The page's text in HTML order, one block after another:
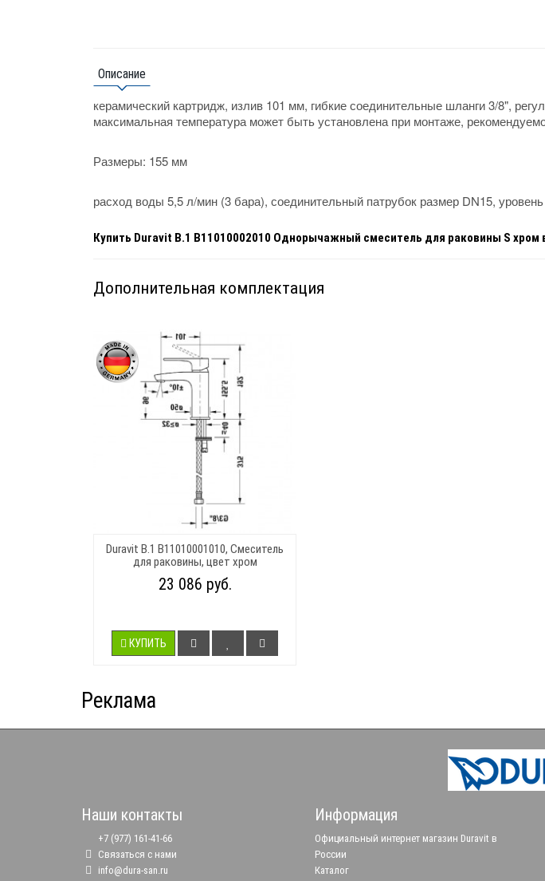
Описание
керамический картридж, излив 101 мм, гибкие соединительные шланги 3/8",
максимальная температура может быть установлена при монтаже,
Размеры: 155 мм
расход воды 5,5 л/мин (3 бара), соединительный патрубок размер DN15,
Купить Duravit B.1 B11010002010 Однорычажный смеситель для раковины S хром
Дополнительная комплектация
Duravit B.1 B11010001010, Смеситель
для раковины, цвет хром
23 086 руб.
КУПИТЬ
Реклама
Наши контакты
+7 (977) 161-41-66
Связаться с нами
info@dura-san.ru
Информация
Официальный интернет магазин Duravit в
России
Каталог